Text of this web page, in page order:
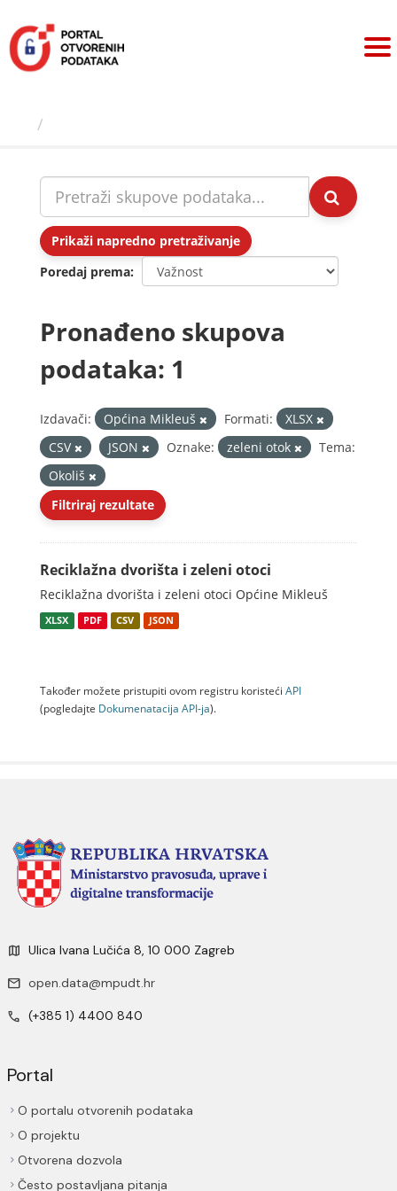
sadržaj
Prikaži napredno pretraživanje
Poredaj prema
Pronađeno skupova
podataka: 1
Izdavači: Općina Mikleuš Formati:
XLSX
CSV
JSON Oznake: zeleni otok
Tema:
Okoliš
Filtriraj rezultate
Reciklažna dvorišta i zeleni otoci
Reciklažna dvorišta i zeleni otoci Općine Mikleuš
XLSX PDF CSV JSON
Također možete pristupiti ovom registru koristeći API
(pogledajte Dokumenаtаcijа API-jа).